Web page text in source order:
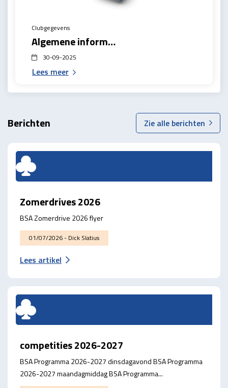
Clubgegevens
Algemene informatie
30-09-2025
Lees meer
Berichten Zie alle berichten
Zomerdrives 2026
BSA Zomerdrive 2026 flyer
01/07/2026 - Dick Slatius
Lees artikel
competities 2026-2027
BSA Programma 2026-2027 dinsdagavond BSA Programma
2026-2027 maandagmiddag BSA Programma...